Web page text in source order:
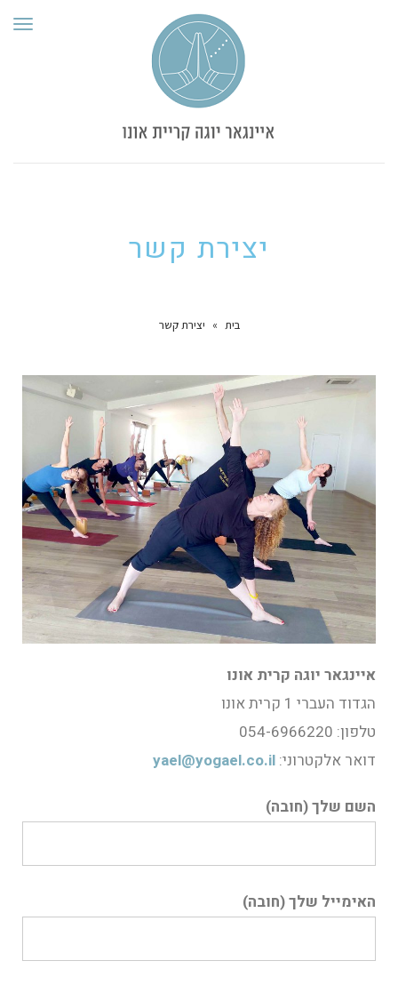
יצירת קשר
בית » יצירת קשר
איינגאר יוגה קרית אונו
הגדוד העברי 1 קרית אונו
טלפון: 054-6966220
דואר אלקטרוני: yael@yogael.co.il
השם שלך (חובה)
האימייל שלך (חובה)